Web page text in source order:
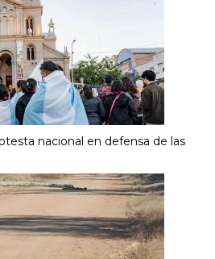
nacional en defensa de las